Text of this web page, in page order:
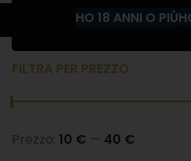
HO 18 ANNI O PIÙ
FILTRA PER PREZZO
Prezzo: 10 € — 40 €